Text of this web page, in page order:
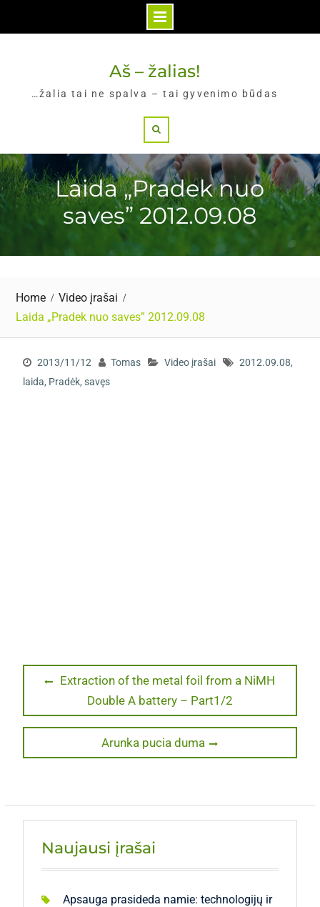
Aš – žalias!
…žalia tai ne spalva – tai gyvenimo būdas
Laida „Pradek nuo
saves” 2012.09.08
Home
Video įrašai
Laida „Pradek nuo saves” 2012.09.08
2013/11/12 Tomas Video įrašai 2012.09.08,
laida, Pradėk, savęs
Navigacija
įrašų
Previous
Extraction of the metal foil from a NiMH
Double A battery – Part1/2
Next
post:
Arunka pucia duma
Naujausi įrašai
Apsauga prasideda namie: technologijų ir